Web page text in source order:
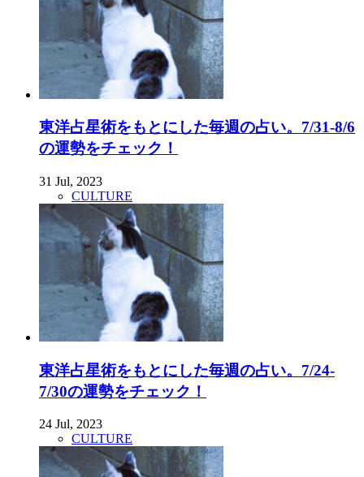
東洋占星術をもとにした毎週の占い。7/31-8/6
の運勢をチェック！
31 Jul, 2023
CULTURE
東洋占星術をもとにした毎週の占い。7/24-
7/30の運勢をチェック！
24 Jul, 2023
CULTURE